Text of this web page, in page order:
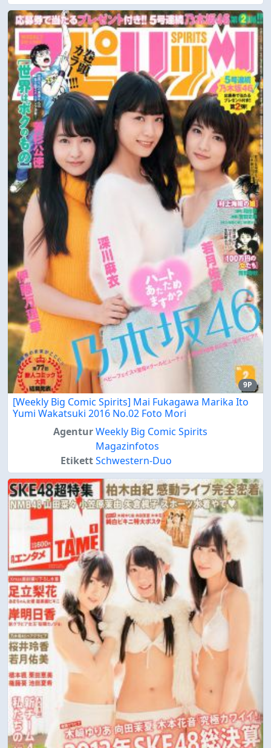
9P
[Weekly Big Comic Spirits] Mai Fukagawa Marika Ito
Yumi Wakatsuki 2016 No.02 Foto Mori
AgenturWeekly Big Comic Spirits
Magazinfotos
EtikettSchwestern-Duo